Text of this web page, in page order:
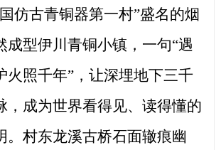
仿古青铜器第一村”盛名的烟
成型伊川青铜小镇，一句“遇
火照千年”，让深埋地下三千
，成为世界看得见、读得懂的
。村东龙溪古桥石面辙痕幽